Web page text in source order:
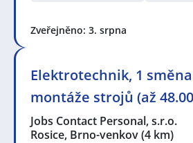
Zveřejněno: 3. srpna
Elektrotechnik, 1
montáže strojů (až
Jobs Contact Personal, s.r.o.
Rosice, Brno-venkov(4 km)